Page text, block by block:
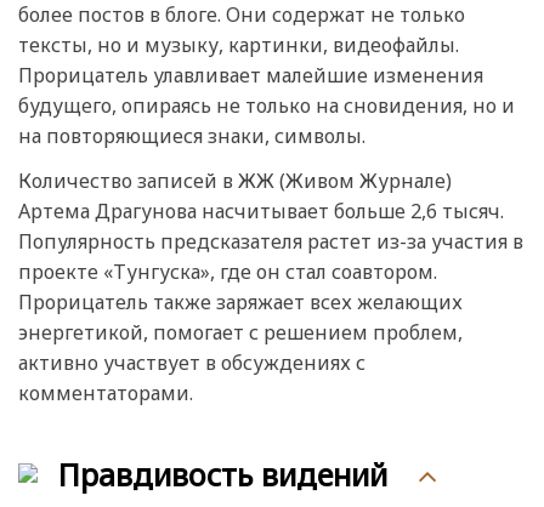
более постов в блоге. Они содержат не только
тексты, но и музыку, картинки, видеофайлы.
Прорицатель улавливает малейшие изменения
будущего, опираясь не только на сновидения, но и
на повторяющиеся знаки, символы.
Количество записей в ЖЖ (Живом Журнале)
Артема Драгунова насчитывает больше 2,6 тысяч.
Популярность предсказателя растет из-за участия в
проекте «Тунгуска», где он стал соавтором.
Прорицатель также заряжает всех желающих
энергетикой, помогает с решением проблем,
активно участвует в обсуждениях с
комментаторами.
Правдивость видений